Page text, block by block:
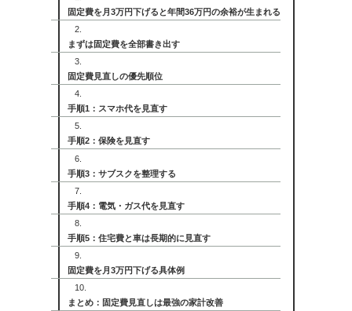
固定費を月3万円下げると年間36万円の余裕が生まれる
まずは固定費を全部書き出す
固定費見直しの優先順位
手順1：スマホ代を見直す
手順2：保険を見直す
手順3：サブスクを整理する
手順4：電気・ガス代を見直す
手順5：住宅費と車は長期的に見直す
固定費を月3万円下げる具体例
まとめ：固定費見直しは最強の家計改善